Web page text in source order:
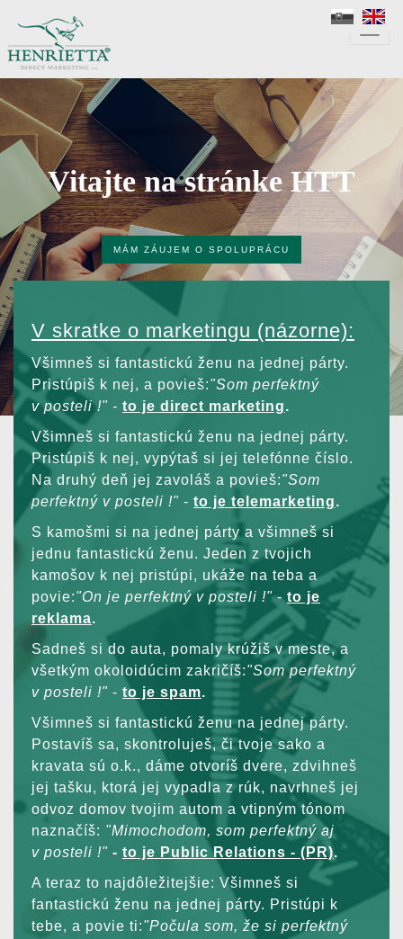
Vitajte na stránke HTT
MÁM ZÁUJEM O SPOLUPRÁCU
V skratke o marketingu (názorne):
Všimneš si fantastickú ženu na jednej párty.
Pristúpiš k nej, a povieš:"Som perfektný
v posteli !" - to je direct marketing.
Všimneš si fantastickú ženu na jednej párty.
Pristúpiš k nej, vypýtaš si jej telefónne číslo.
Na druhý deň jej zavoláš a povieš:"Som
perfektný v posteli !" - to je telemarketing.
S kamošmi si na jednej párty a všimneš si
jednu fantastickú ženu. Jeden z tvojich
kamošov k nej pristúpi, ukáže na teba a
povie:"On je perfektný v posteli !"-to je
reklama.
Sadneš si do auta, pomaly krúžiš v meste, a
všetkým okoloidúcim zakričíš:"Som perfektný
v posteli !" - to je spam.
Všimneš si fantastickú ženu na jednej párty.
Postavíš sa, skontroluješ, či tvoje sako a
kravata sú o.k., dáme otvoríš dvere, zdvihneš
jej tašku, ktorá jej vypadla z rúk, navrhneš jej
odvoz domov tvojim autom a vtipným tónom
naznačíš: "Mimochodom, som perfektný aj
v posteli !" - to je Public Relations - (PR).
A teraz to najdôležitejšie: Všimneš si
fantastickú ženu na jednej párty. Pristúpi k
tebe, a povie ti:"Počula som, že si perfektný